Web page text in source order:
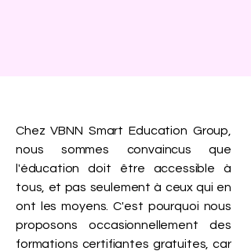
Chez VBNN Smart Education Group,
nous sommes convaincus que
l'éducation doit être accessible à
tous, et pas seulement à ceux qui en
ont les moyens. C'est pourquoi nous
proposons occasionnellement des
formations certifiantes gratuites, car